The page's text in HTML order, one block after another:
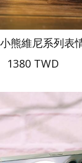
熊維尼系列表
1380 TWD